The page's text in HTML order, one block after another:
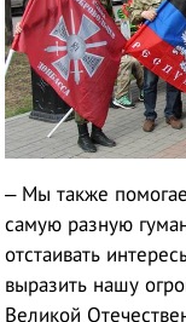
– Мы также
самую разную
отстаивать
выразить нашу
Великой